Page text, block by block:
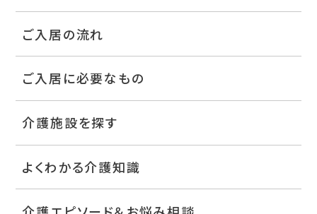
ご入居の流れ
ご入居に必要なもの
介護施設を探す
よくわかる介護知識